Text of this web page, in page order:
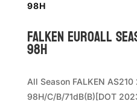
98H
Falken EUROALL
98H
All Season FALKEN AS210
98H/C/B/71dB(B)[DOT